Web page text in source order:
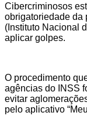
Cibercriminosos
obrigatoriedade da
(Instituto Nacional
aplicar golpes.
O procedimento
agências do INSS
evitar
pelo aplicativo